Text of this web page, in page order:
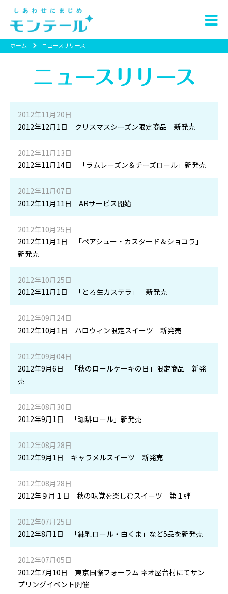
ホーム ニュースリリース
2012年11月20日
2012年12月1日 クリスマスシーズン限定商品 新発売
2012年11月13日
2012年11月14日 「ラムレーズン＆チーズロール」新発売
2012年11月07日
2012年11月11日 ARサービス開始
2012年10月25日
2012年11月1日 「ペアシュー・カスタード＆ショコラ」
新発売
2012年10月25日
2012年11月1日 「とろ生カステラ」 新発売
2012年09月24日
2012年10月1日 ハロウィン限定スイーツ 新発売
2012年09月04日
2012年9月6日 「秋のロールケーキの日」限定商品 新発
売
2012年08月30日
2012年9月1日 「珈琲ロール」新発売
2012年08月28日
2012年9月1日 キャラメルスイーツ 新発売
2012年08月28日
2012年９月１日 秋の味覚を楽しむスイーツ 第１弾
2012年07月25日
2012年8月1日 「練乳ロール・白くま」など5品を新発売
2012年07月05日
2012年7月10日 東京国際フォーラム ネオ屋台村にてサン
プリングイベント開催